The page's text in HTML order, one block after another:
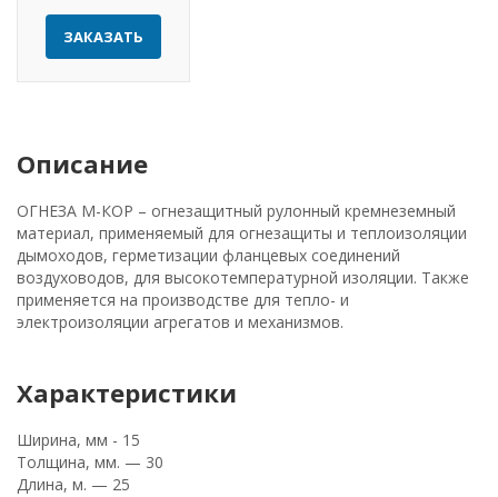
ЗАКАЗАТЬ
Описание
ОГНЕЗА М-КОР – огнезащитный рулонный кремнеземный
материал, применяемый для огнезащиты и теплоизоляции
дымоходов, герметизации фланцевых соединений
воздуховодов, для высокотемпературной изоляции. Также
применяется на производстве для тепло- и
электроизоляции агрегатов и механизмов.
Характеристики
Ширина, мм - 15
Толщина, мм. — 30
Длина, м. — 25